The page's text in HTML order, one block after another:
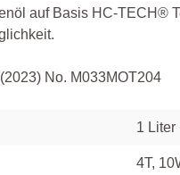
auf Basis HC-TECH®
No. M033MOT204
1 Liter
4T,